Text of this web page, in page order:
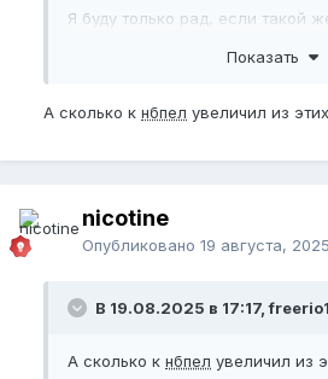
Я буду только рад, если такой
шикарным результатам!
Показать
А сколько к нбпел увеличил из
nicotine
Опубликовано 19 августа, 2025
В 19.08.2025 в 17:17,
А сколько к нбпел увеличил из